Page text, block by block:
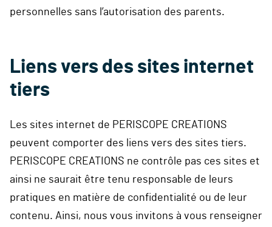
personnelles sans l’autorisation des parents.
Liens vers des sites internet
tiers
Les sites internet de PERISCOPE CREATIONS
peuvent comporter des liens vers des sites tiers.
PERISCOPE CREATIONS ne contrôle pas ces sites et
ainsi ne saurait être tenu responsable de leurs
pratiques en matière de confidentialité ou de leur
contenu. Ainsi, nous vous invitons à vous renseigner